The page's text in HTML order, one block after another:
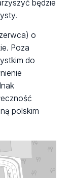
będzie
o
Poza
do
polskim